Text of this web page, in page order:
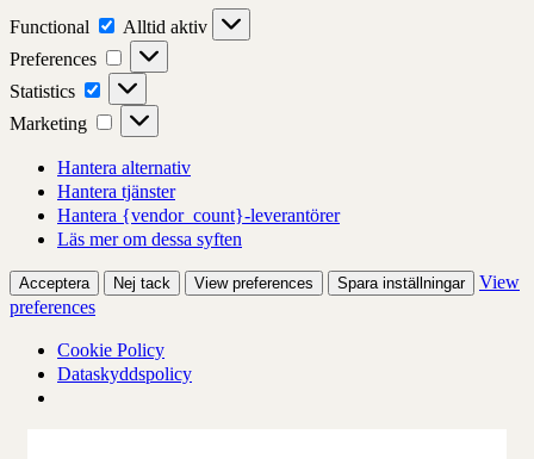
Functional Functional
Alltid aktiv
Preferences
Preferences
Statistics
Statistics
Marketing
Marketing
Hantera alternativ
Hantera tjänster
Hantera {vendor_count}-leverantörer
Läs mer om dessa syften
Acceptera Nej tack View preferences Spara inställningar
View
preferences
Cookie Policy
Dataskyddspolicy